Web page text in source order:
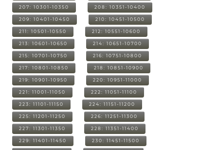
207: 10301-10350 208: 10351-10400
209: 10401-10450 210: 10451-10500
211: 10501-10550 212: 10551-10600
213: 10601-10650 214: 10651-10700
215: 10701-10750 216: 10751-10800
217: 10801-10850 218: 10851-10900
219: 10901-10950 220: 10951-11000
221: 11001-11050 222: 11051-11100
223: 11101-11150 224: 11151-11200
225: 11201-11250 226: 11251-11300
227: 11301-11350 228: 11351-11400
229: 11401-11450 230: 11451-11500